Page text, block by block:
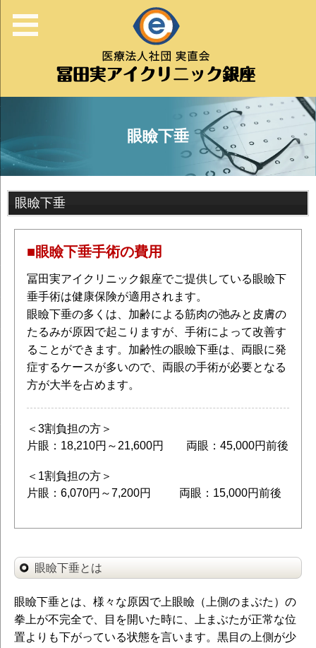
眼瞼下垂
眼瞼下垂
■眼瞼下垂手術の費用
冨田実アイクリニック銀座でご提供している眼瞼下
垂手術は健康保険が適用されます。
眼瞼下垂の多くは、加齢による筋肉の弛みと皮膚の
たるみが原因で起こりますが、手術によって改善す
ることができます。加齢性の眼瞼下垂は、両眼に発
症するケースが多いので、両眼の手術が必要となる
方が大半を占めます。
＜3割負担の方＞
片眼：18,210円～21,600円 両眼：45,000円前後
＜1割負担の方＞
片眼：6,070円～7,200円 両眼：15,000円前後
眼瞼下垂とは
眼瞼下垂とは、様々な原因で上眼瞼（上側のまぶた）の
拳上が不完全で、目を開いた時に、上まぶたが正常な位
置よりも下がっている状態を言います。黒目の上側が少